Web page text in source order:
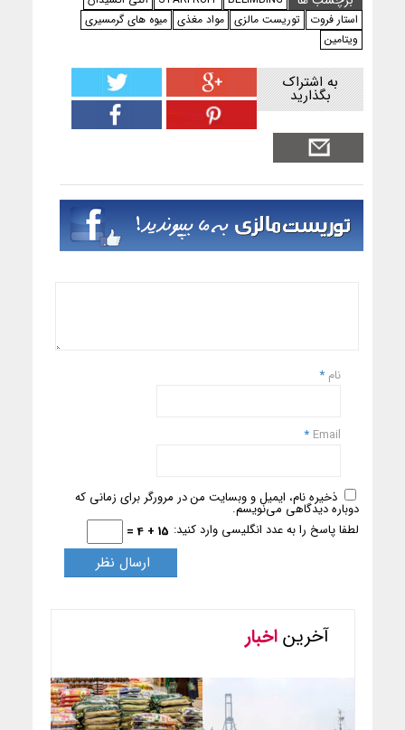
استار فروت
توریست مالزی مواد مغذی میوه های گرمسیری
ویتامین
به اشتراک
بگذارید
نام *
Email
*
ذخیره نام، ایمیل و وبسایت من در مرورگر برای زمانی که
دوباره دیدگاهی می‌نویسم.
لطفا پاسخ را به عدد انگلیسی وارد کنید: 15 + 4 =
آخریناخبار